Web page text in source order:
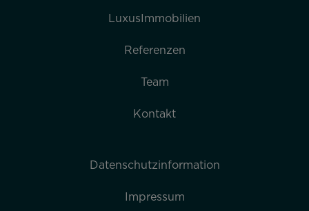
LuxusImmobilien
Referenzen
Team
Kontakt
Datenschutzinformation
Impressum